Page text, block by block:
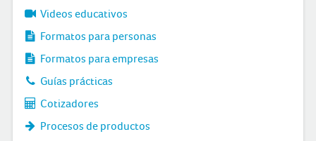
Videos educativos
Formatos para personas
Formatos para empresas
Guías prácticas
Cotizadores
Procesos de productos